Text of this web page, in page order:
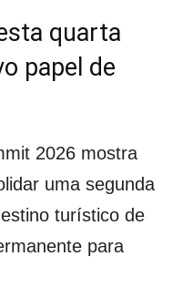
quarta
papel de
2026 mostra
uma segunda
turístico de
para